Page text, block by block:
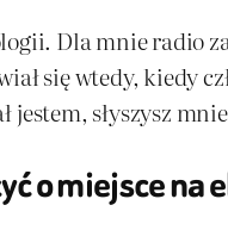
Dla mnie radio
się wtedy, kiedy
słyszysz
o miejsce na